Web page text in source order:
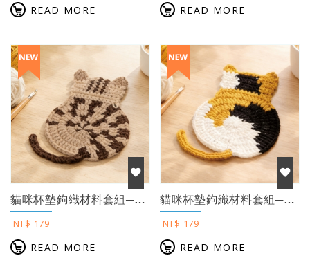
READ MORE READ MORE
貓咪杯墊鉤織材料套組──卡布貓（含完整教學影片＋織圖）
NT$ 179
READ MORE
貓咪杯墊鉤織材料套組──三花貓（含完整教學影片＋織圖）
NT$ 179
READ MORE